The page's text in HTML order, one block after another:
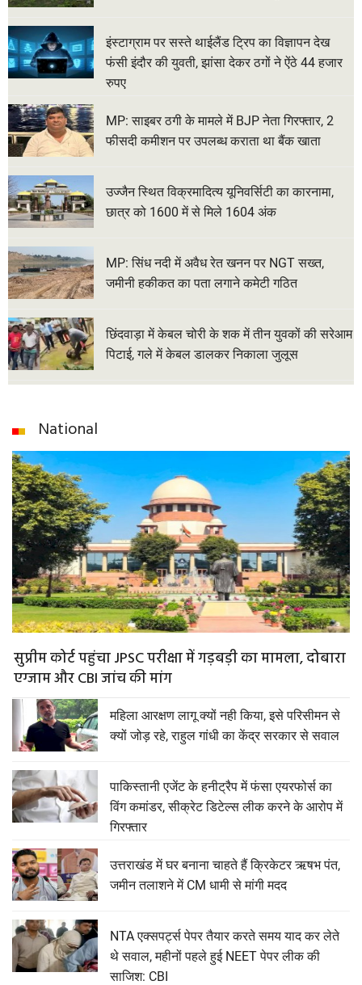
इंस्टाग्राम पर सस्ते थाईलैंड ट्रिप का विज्ञापन देख
फंसी इंदौर की युवती, झांसा देकर ठगों ने ऐंठे 44 हजार
रुपए
MP: साइबर ठगी के मामले में BJP नेता गिरफ्तार, 2
फीसदी कमीशन पर उपलब्ध कराता था बैंक खाता
उज्जैन स्थित विक्रमादित्य यूनिवर्सिटी का कारनामा,
छात्र को 1600 में से मिले 1604 अंक
MP: सिंध नदी में अवैध रेत खनन पर NGT सख्त,
जमीनी हकीकत का पता लगाने कमेटी गठित
छिंदवाड़ा में केबल चोरी के शक में तीन युवकों की सरेआम
पिटाई, गले में केबल डालकर निकाला जुलूस
National
सुप्रीम कोर्ट पहुंचा JPSC परीक्षा में गड़बड़ी का मामला, दोबारा
एग्जाम और CBI जांच की मांग
महिला आरक्षण लागू क्यों नही किया, इसे परिसीमन से
क्यों जोड़ रहे, राहुल गांधी का केंद्र सरकार से सवाल
पाकिस्तानी एजेंट के हनीट्रैप में फंसा एयरफोर्स का
विंग कमांडर, सीक्रेट डिटेल्स लीक करने के आरोप में
गिरफ्तार
उत्तराखंड में घर बनाना चाहते हैं क्रिकेटर ऋषभ पंत,
जमीन तलाशने में CM धामी से मांगी मदद
NTA एक्सपर्ट्स पेपर तैयार करते समय याद कर लेते
थे सवाल, महीनों पहले हुई NEET पेपर लीक की
साजिश: CBI